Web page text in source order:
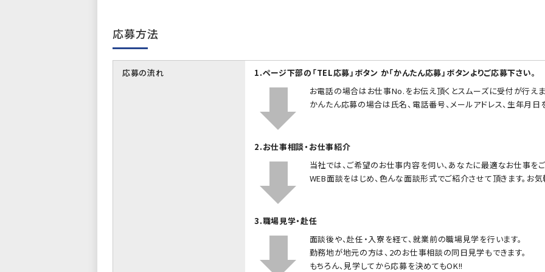
応募方法
応募の流れ
1.ページ下部の「TEL応募」ボタン か「かんたん応募」ボタンよりご応募下さい。
お電話の場合はお仕事No.をお伝え頂くとスムーズに受付が行えま
かんたん応募の場合は氏名、電話番号、メールアドレス、生年月日
2.お仕事相談・お仕事紹介
当社では、ご希望のお仕事内容を伺い、あなたに最適なお仕事を
WEB面談をはじめ、色んな面談形式でご紹介させて頂きます。お
3.職場見学・赴任
面談後や、赴任・入寮を経て、就業前の職場見学を行います。
勤務地が地元の方は、2のお仕事相談の同日見学もできます。
もちろん、見学してから応募を決めてもOK!!